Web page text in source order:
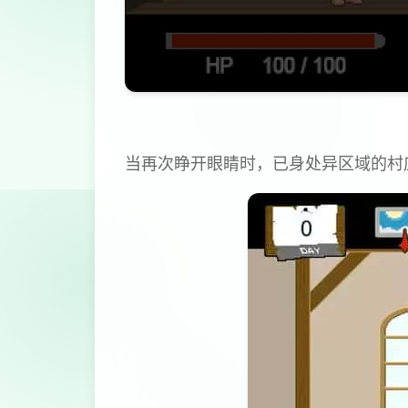
当再次睁开眼睛时，已身处异区域的村